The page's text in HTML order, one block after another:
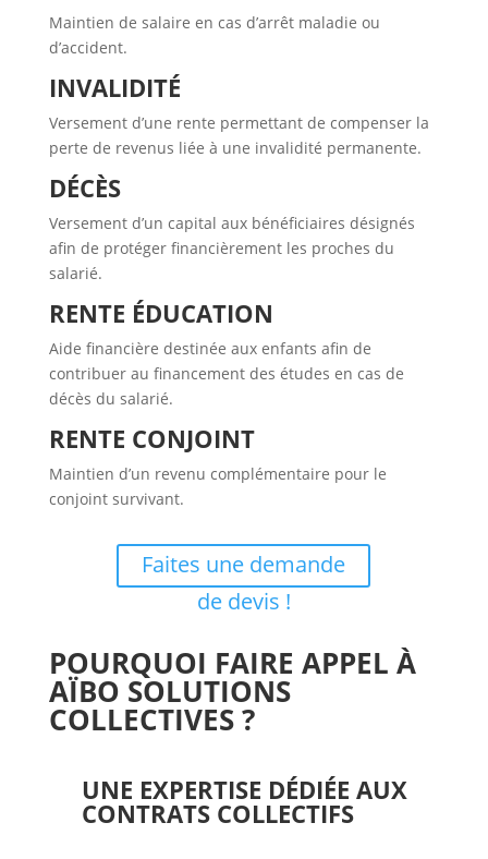
Maintien de salaire en cas d’arrêt maladie ou
d’accident.
INVALIDITÉ
Versement d’une rente permettant de compenser la
perte de revenus liée à une invalidité permanente.
DÉCÈS
Versement d’un capital aux bénéficiaires désignés
afin de protéger financièrement les proches du
salarié.
RENTE ÉDUCATION
Aide financière destinée aux enfants afin de
contribuer au financement des études en cas de
décès du salarié.
RENTE CONJOINT
Maintien d’un revenu complémentaire pour le
conjoint survivant.
Faites une demande
de devis !
POURQUOI FAIRE APPEL À
AÏBO SOLUTIONS
COLLECTIVES ?
UNE EXPERTISE DÉDIÉE AUX
CONTRATS COLLECTIFS